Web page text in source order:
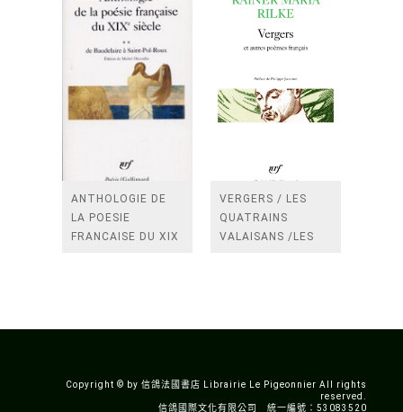
ANTHOLOGIE DE
LA POESIE
FRANCAISE DU XIX
VERGERS / LES
QUATRAINS
VALAISANS /LES
Copyright © by 信鴿法國書店 Librairie Le Pigeonnier All rights
reserved.
信鴿國際文化有限公司 統一編號：53083520